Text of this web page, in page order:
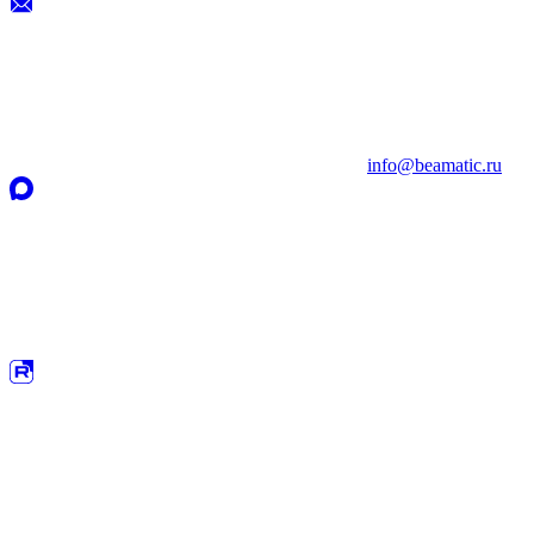
info@beamatic.ru